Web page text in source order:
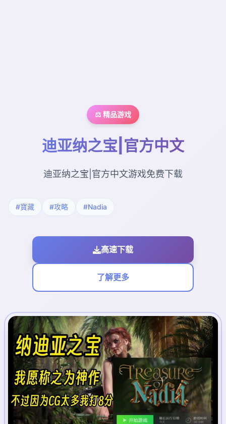
⚖️ 精品游戏
迪亚纳之宝|官方中文
迪亚纳之宝|官方中文游戏免费下载
#寶藏 #攻略 #Nadia
高速下载
了解更多